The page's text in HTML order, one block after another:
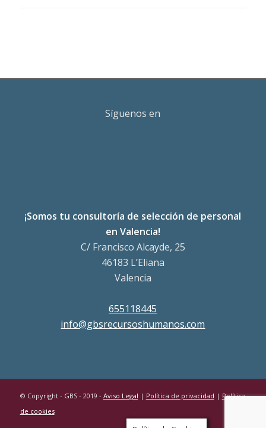
Síguenos en
¡Somos tu consultoría de selección de personal
en Valencia!
C/ Francisco Alcayde, 25
46183 L’Eliana
Valencia
655118445
info@gbsrecursoshumanos.com
© Copyright - GBS - 2019 - Aviso Legal | Política de privacidad | Política
de cookies